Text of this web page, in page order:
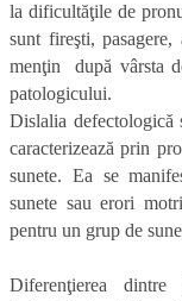
la dificultăţile de
sunt fireşti,
menţin după vârsta
patologicului.
Dislalia
caracterizează prin
sunete. Ea se
sunete sau erori
pentru un grup de
Diferenţierea